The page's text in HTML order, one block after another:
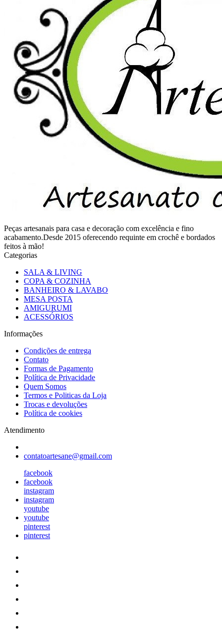
Peças artesanais para casa e decoração com excelência e fino
acabamento.Desde 2015 oferecendo requinte em crochê e bordados
feitos à mão!
Categorias
SALA & LIVING
COPA & COZINHA
BANHEIRO & LAVABO
MESA POSTA
AMIGURUMI
ACESSÓRIOS
Informações
Condições de entrega
Contato
Formas de Pagamento
Política de Privacidade
Quem Somos
Termos e Politicas da Loja
Trocas e devoluções
Política de cookies
Atendimento
contatoartesane@gmail.com
facebook
facebook
instagram
instagram
youtube
youtube
pinterest
pinterest